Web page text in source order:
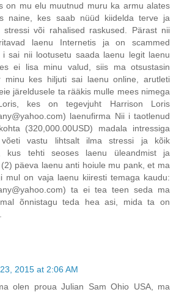
on mu elu muutnud muru ka armu alates
naine, kes saab nüüd kiidelda terve ja
või rahalised raskused. Pärast nii
laenu Internetis ja on scammed
sai nii lootusetu saada laenu legit laenu
ei lisa minu valud, siis ma otsustasin
minu kes hiljuti sai laenu online, arutleti
järeldusele ta rääkis mulle mees nimega
kes on tegevjuht Harrison Loris
laenufirma Nii i taotlenud
(320,000.00USD) madala intressiga
vastu lihtsalt ilma stressi ja kõik
kus tehti seoses laenu üleandmist ja
päeva laenu anti hoiule mu pank, et ma
mul on vaja laenu kiiresti temaga kaudu:
ta ei tea teen seda ma
õnnistagu teda hea asi, mida ta on
2015 at 2:06 AM
olen proua Julian Sam Ohio USA, ma